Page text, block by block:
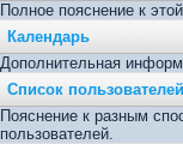
Полное пояснение к
Календарь
Дополнительная
Список пользователей
Пояснение к разным
пользователей.